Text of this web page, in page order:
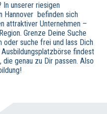
In unserer riesigen
Hannover befinden sich
attraktiver Unternehmen –
Grenze Deine Suche
suche frei und lass Dich
findest
die genau zu Dir passen. Also